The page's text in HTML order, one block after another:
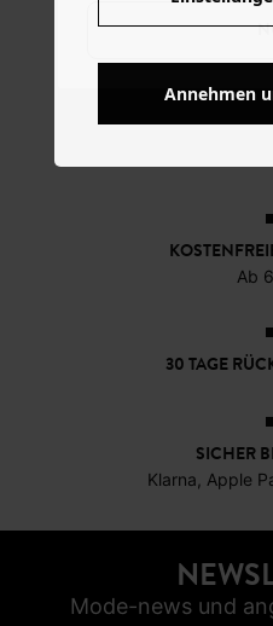
Ab
30 TAGE
SICHER
Klarna, Apple
Mode-news und
Annehmen